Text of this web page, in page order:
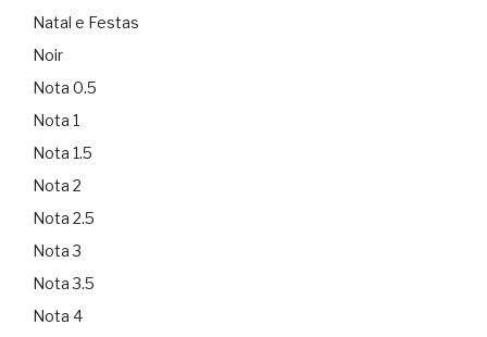
Natal e Festas
Noir
Nota 0.5
Nota 1
Nota 1.5
Nota 2
Nota 2.5
Nota 3
Nota 3.5
Nota 4